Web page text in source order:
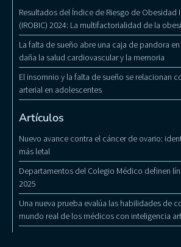
Resultados del Índice de Riesgo de Obesidad
(IROBIC) 2024: La multifactorialidad de la
La falta de sueño abre una caja de pandora
daña la salud cardiovascular y la memoria
El insomnio y la falta de sueño se relacionan
arterial en adolescentes
Artículos
Nuevo avance contra el cáncer de ovario:
más letal
Departamentos del Colegio Médico definen
2025
Una nueva prueba evalúa las habilidades de
mundo real de los médicos con inteligencia